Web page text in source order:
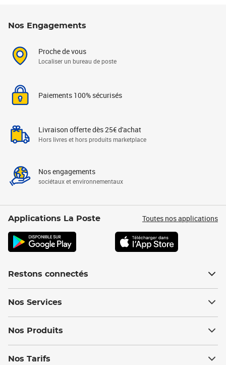
Nos Engagements
Proche de vous
Localiser un bureau de poste
Paiements 100% sécurisés
Livraison offerte dès 25€ d'achat
Hors livres et hors produits marketplace
Nos engagements
sociétaux et environnementaux
Applications La Poste Toutes nos applications
Restons connectés
Nos Services
Nos Produits
Nos Tarifs